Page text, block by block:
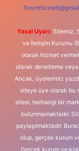
Yasal Uyarı: Sitemiz,
ve İletişim Kurumu
olarak hizmet
olarak denetleme
Ancak, üyelerimiz
siteye üye olarak bu
sitesi, herhangi bir
bulunmamaktadır.
paylaşılmaktadır.
olup, gerçek kurum
Gerçek kurum ve